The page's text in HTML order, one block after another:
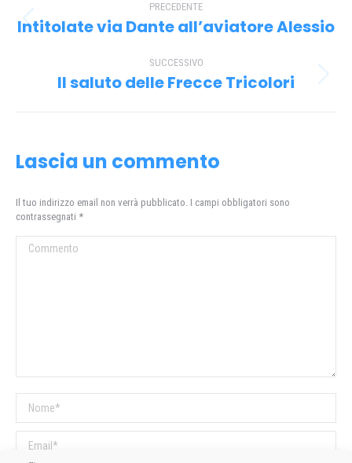
tra
post
PRECEDENTE
Post
Intitolate via Dante all’aviatore Alessio
SUCCESSIVO
Prossimo
Il saluto delle Frecce Tricolori
Lascia un commento
Il tuo indirizzo email non verrà pubblicato. I campi obbligatori sono
contrassegnati *
Commento
Nome *
Email *